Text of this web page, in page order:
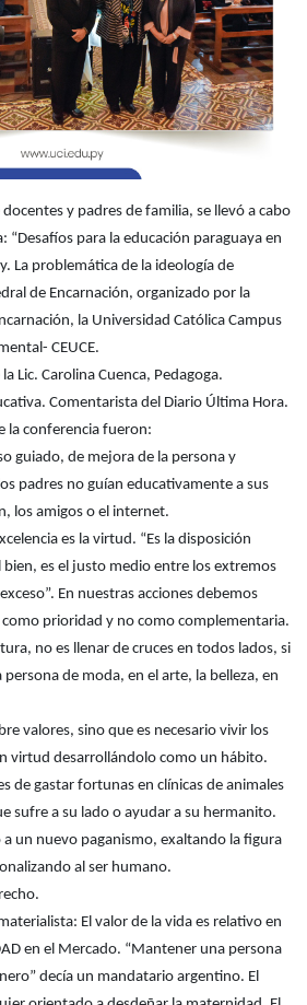
y padres de familia, se llevó a cabo
“Desafíos para la educación paraguaya en
La problemática de la ideología de
de Encarnación, organizado por la
la Universidad Católica Campus
CEUCE.
Lic. Carolina Cuenca, Pedagoga.
Comentarista del Diario Última Hora.
la conferencia fueron:
guiado, de mejora de la persona y
padres no guían educativamente a sus
los amigos o el internet.
es la virtud. “Es la disposición
bien, es el justo medio entre los extremos
En nuestras acciones debemos
prioridad y no como complementaria.
no es llenar de cruces en todos lados, si
de moda, en el arte, la belleza, en
valores, sino que es necesario vivir los
virtud desarrollándolo como un hábito.
de gastar fortunas en clínicas de animales
sufre a su lado o ayudar a su hermanito.
a un nuevo paganismo, exaltando la figura
al ser humano.
El valor de la vida es relativo en
en el Mercado. “Mantener una persona
decía un mandatario argentino. El